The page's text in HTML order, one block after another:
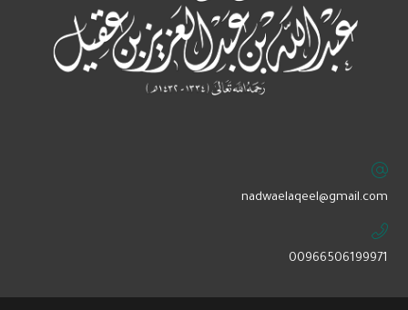
‏nadwaelaqeel@gmail.com
00966506199971